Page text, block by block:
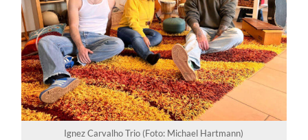
Ignez Carvalho Trio (Foto: Michael Hartmann)